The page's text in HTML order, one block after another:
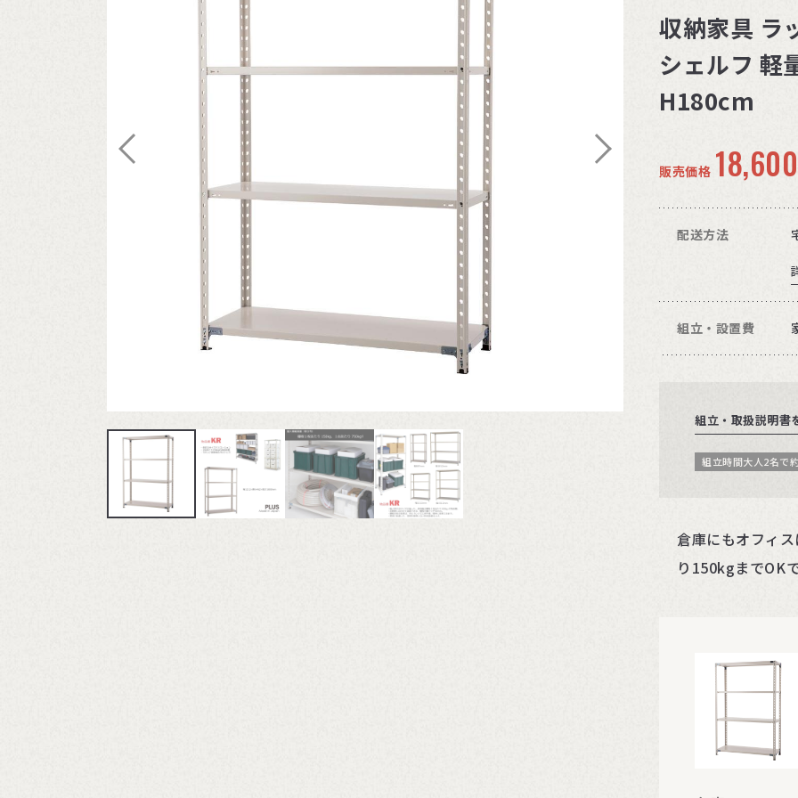
収納家具 ラ
シェルフ 軽
H180cm
販売価格 18,600
配送方法
組立・設置費
組立・取扱説明書
組立時間大人2名で
倉庫にもオフィ
り150kgまでOK